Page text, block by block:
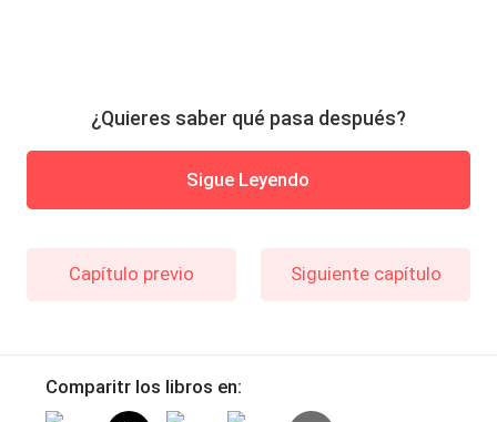
¿Quieres saber qué pasa después?
Sigue Leyendo
Capítulo previo Siguiente capítulo
Comparitr los libros en: